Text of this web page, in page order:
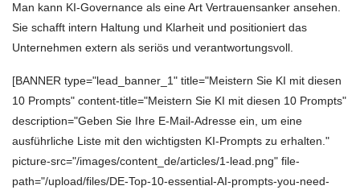
Man kann KI-Governance als eine Art Vertrauensanker ansehen.
Sie schafft intern Haltung und Klarheit und positioniert das
Unternehmen extern als seriös und verantwortungsvoll.
[BANNER type="lead_banner_1" title="Meistern Sie KI mit diesen
10 Prompts" content-title="Meistern Sie KI mit diesen 10 Prompts"
description="Geben Sie Ihre E-Mail-Adresse ein, um eine
ausführliche Liste mit den wichtigsten KI-Prompts zu erhalten."
picture-src="/images/content_de/articles/1-lead.png" file-
path="/upload/files/DE-Top-10-essential-AI-prompts-you-need-